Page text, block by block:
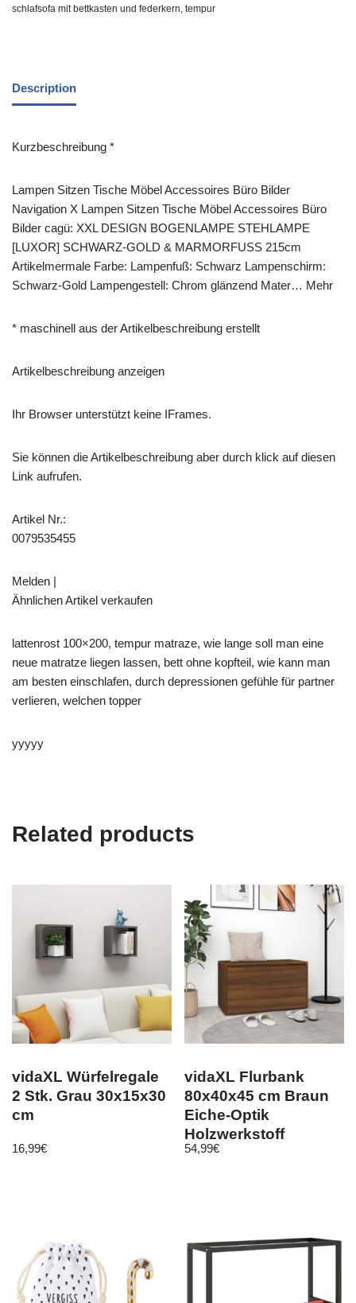
schlafsofa mit bettkasten und federkern, tempur
Description
Kurzbeschreibung *
Lampen Sitzen Tische Möbel Accessoires Büro Bilder
Navigation X Lampen Sitzen Tische Möbel Accessoires Büro
Bilder cagü: XXL DESIGN BOGENLAMPE STEHLAMPE
[LUXOR] SCHWARZ-GOLD & MARMORFUSS 215cm
Artikelmermale Farbe: Lampenfuß: Schwarz Lampenschirm:
Schwarz-Gold Lampengestell: Chrom glänzend Mater… Mehr
* maschinell aus der Artikelbeschreibung erstellt
Artikelbeschreibung anzeigen
Ihr Browser unterstützt keine IFrames.
Sie können die Artikelbeschreibung aber durch klick auf diesen
Link aufrufen.
Artikel Nr.:
0079535455
Melden |
Ähnlichen Artikel verkaufen
lattenrost 100×200, tempur matraze, wie lange soll man eine
neue matratze liegen lassen, bett ohne kopfteil, wie kann man
am besten einschlafen, durch depressionen gefühle für partner
verlieren, welchen topper
yyyyy
Related products
vidaXL Würfelregale
2 Stk. Grau 30x15x30
cm
16,99€
vidaXL Flurbank
80x40x45 cm Braun
Eiche-Optik
Holzwerkstoff
54,99€